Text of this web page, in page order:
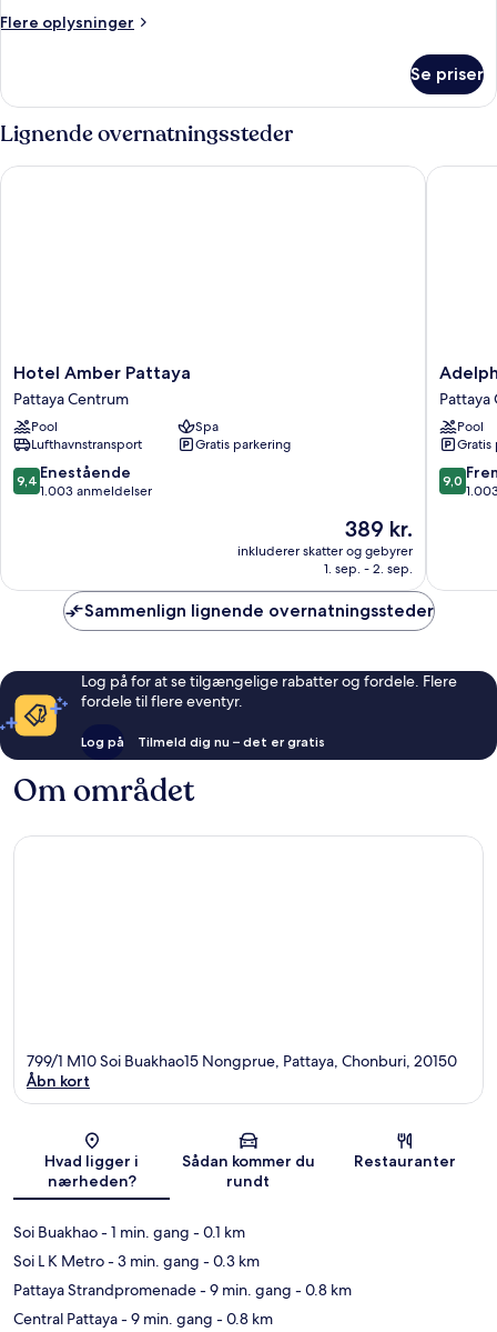
Pool
Flere oplysninger
Flere
Duplex
with
Pool
Se priser
Lignende overnatningssteder
Hotel
Amber
Pattaya
Pattaya
Centrum
Hotel Amber Pattaya
Pattaya Centrum
Pool
Spa
Lufthavnstransport
Gratis parkering
9.4
ud
anmeldelser
9,4 Enestående
1.003 anmeldelser
Prisen
er
389 kr.
389 kr.
inkluderer skatter og gebyrer
1. sep. - 2. sep.
Hotel Amber Pattaya
Adelphi
Pattaya
Pattaya
Pattaya
Pool
Gratis
9.0
ud
9,0
Adelphi
Sammenlign lignende overnatningssteder
Log på for at se tilgængelige rabatter og fordele. Flere
fordele til flere eventyr.
Log på Tilmeld dig nu – det er gratis
Om området
Kort
799/1 M10 Soi Buakhao15 Nongprue, Pattaya, Chonburi, 20150
Åbn kort
Hvad ligger i
nærheden?
Sådan kommer du
rundt
Restauranter
Soi Buakhao- 1 min. gang - 0.1 km
Soi L K Metro- 3 min. gang - 0.3 km
Pattaya Strandpromenade- 9 min. gang - 0.8 km
Central Pattaya- 9 min. gang - 0.8 km